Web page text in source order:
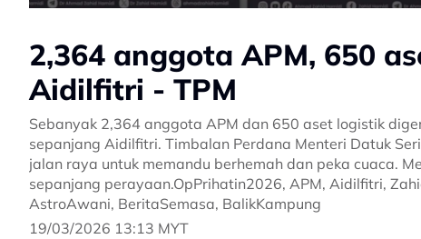
2,364 anggota APM, 650
Aidilfitri - TPM
Sebanyak 2,364 anggota APM dan 650 aset logistik
sepanjang Aidilfitri. Timbalan Perdana Menteri Datuk
jalan raya untuk memandu berhemah dan peka cuaca.
sepanjang perayaan.OpPrihatin2026, APM, Aidilfitri,
AstroAwani, BeritaSemasa, BalikKampung
19/03/2026 13:13 MYT